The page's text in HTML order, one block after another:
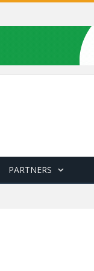
PARTNERS